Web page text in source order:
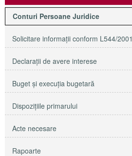
Conturi Persoane Juridice
Solicitare informaţii conform L544/2001
Declaraţii de avere interese
Buget şi execuţia bugetară
Dispoziţiile primarului
Acte necesare
Rapoarte